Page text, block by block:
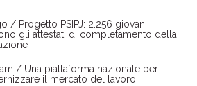
/ Progetto PSIPJ: 2.256 giovani
gli attestati di completamento della
/ Una piattaforma nazionale per
il mercato del lavoro